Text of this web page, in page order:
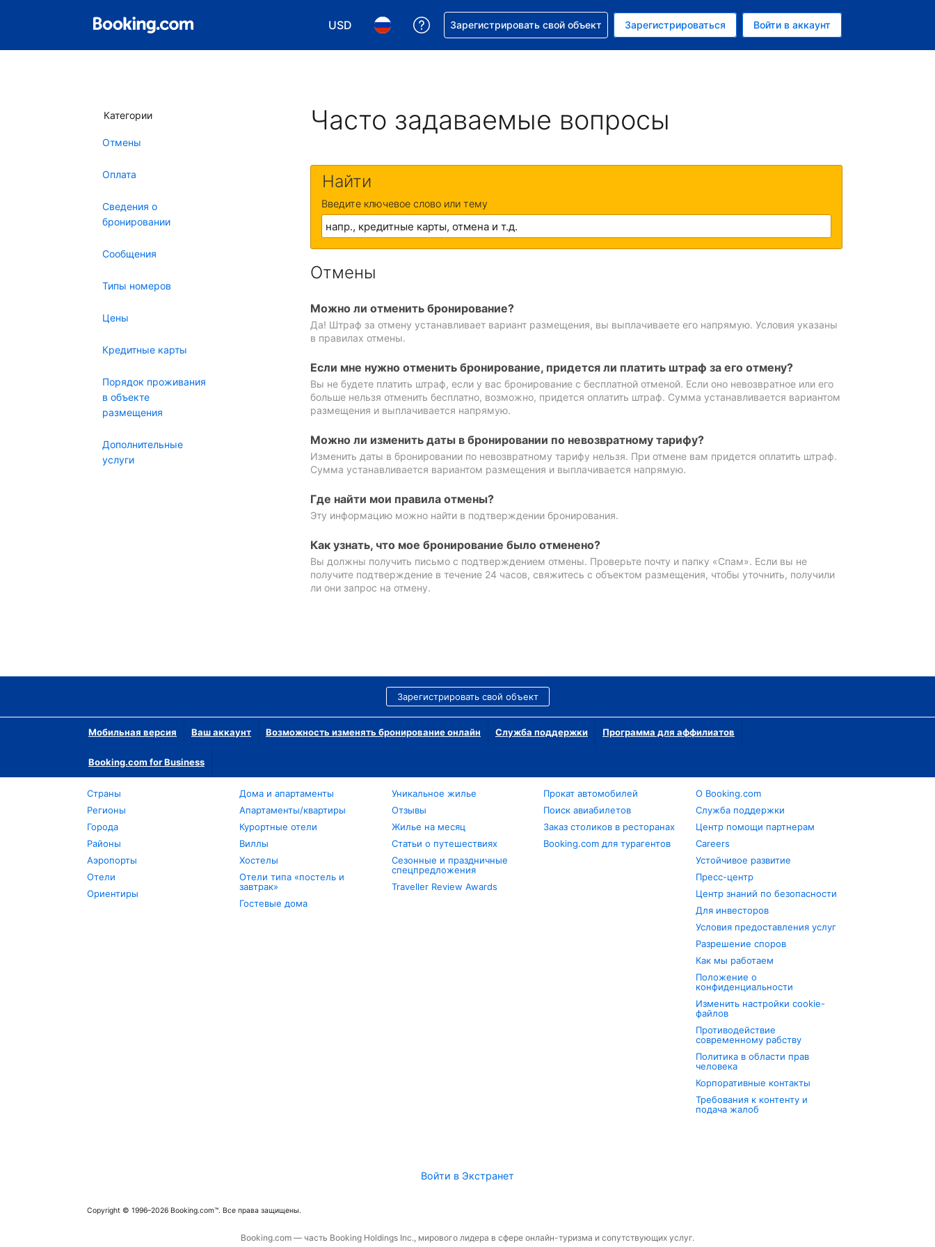
USD
Выберите валюту. Текущая валюта — Доллар США
Выберите язык. Текущий язык — На русском
Получите помощь с бронированием
Зарегистрировать свой объект Зарегистрироваться Войти в аккаунт
Категории
Отмены
Оплата
Сведения о
бронировании
Сообщения
Типы номеров
Цены
Кредитные карты
Порядок проживания
в объекте
размещения
Дополнительные
услуги
Часто задаваемые вопросы
Найти
Введите ключевое слово или тему
Отмены
Можно ли отменить бронирование?
Да! Штраф за отмену устанавливает вариант размещения, вы выплачиваете его напрямую. Условия указаны
в правилах отмены.
Если мне нужно отменить бронирование, придется ли платить штраф за его отмену?
Вы не будете платить штраф, если у вас бронирование с бесплатной отменой. Если оно невозвратное или его
больше нельзя отменить бесплатно, возможно, придется оплатить штраф. Сумма устанавливается вариантом
размещения и выплачивается напрямую.
Можно ли изменить даты в бронировании по невозвратному тарифу?
Изменить даты в бронировании по невозвратному тарифу нельзя. При отмене вам придется оплатить штраф.
Сумма устанавливается вариантом размещения и выплачивается напрямую.
Где найти мои правила отмены?
Эту информацию можно найти в подтверждении бронирования.
Как узнать, что мое бронирование было отменено?
Вы должны получить письмо с подтверждением отмены. Проверьте почту и папку «Спам». Если вы не
получите подтверждение в течение 24 часов, свяжитесь с объектом размещения, чтобы уточнить, получили
ли они запрос на отмену.
Зарегистрировать свой объект
Мобильная версия Ваш аккаунт Возможность изменять бронирование онлайн Служба поддержки Программа для аффилиатов
Booking.com for Business
Страны
Регионы
Города
Районы
Аэропорты
Отели
Ориентиры
Дома и апартаменты
Апартаменты/квартиры
Курортные отели
Виллы
Хостелы
Отели типа «постель и
завтрак»
Гостевые дома
Уникальное жилье
Отзывы
Жилье на месяц
Статьи о путешествиях
Сезонные и праздничные
спецпредложения
Traveller Review Awards
Прокат автомобилей
Поиск авиабилетов
Заказ столиков в ресторанах
Booking.com для турагентов
О Booking.com
Служба поддержки
Центр помощи партнерам
Careers
Устойчивое развитие
Пресс-центр
Центр знаний по безопасности
Для инвесторов
Условия предоставления услуг
Разрешение споров
Как мы работаем
Положение о
конфиденциальности
Изменить настройки cookie-
файлов
Противодействие
современному рабству
Политика в области прав
человека
Корпоративные контакты
Требования к контенту и
подача жалоб
Войти в Экстранет
Copyright © 1996–2026 Booking.com™. Все права защищены.
Booking.com — часть Booking Holdings Inc., мирового лидера в сфере онлайн-туризма и сопутствующих услуг.